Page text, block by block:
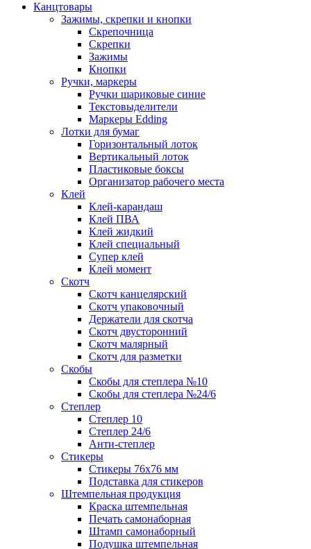
Канцтовары
Зажимы, скрепки и кнопки
Скрепочница
Скрепки
Зажимы
Кнопки
Ручки, маркеры
Ручки шариковые синие
Текстовыделители
Маркеры Edding
Лотки для бумаг
Горизонтальный лоток
Вертикальный лоток
Пластиковые боксы
Организатор рабочего места
Клей
Клей-карандаш
Клей ПВА
Клей жидкий
Клей специальный
Супер клей
Клей момент
Скотч
Скотч канцелярский
Скотч упаковочный
Держатели для скотча
Скотч двусторонний
Скотч малярный
Скотч для разметки
Скобы
Скобы для степлера №10
Скобы для степлера №24/6
Степлер
Степлер 10
Степлер 24/6
Анти-степлер
Стикеры
Стикеры 76x76 мм
Подставка для стикеров
Штемпельная продукция
Краска штемпельная
Печать самонаборная
Штамп самонаборный
Подушка штемпельная